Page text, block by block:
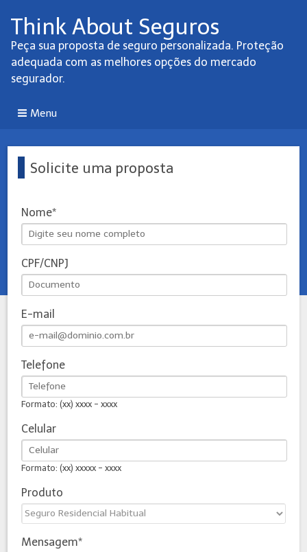
Think About Seguros
Peça sua proposta de seguro personalizada. Proteção
adequada com as melhores opções do mercado
segurador.
Menu
Solicite uma proposta
Nome
CPF/CNPJ
E-mail
Telefone
Formato: (xx) xxxx - xxxx
Celular
Formato: (xx) xxxxx - xxxx
Produto
Mensagem